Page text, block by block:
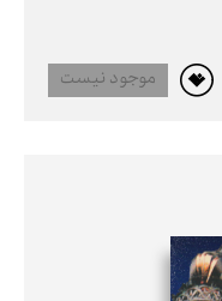
موجود نیست